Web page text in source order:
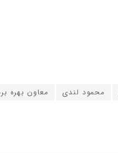
محمود لندی معاون بهره